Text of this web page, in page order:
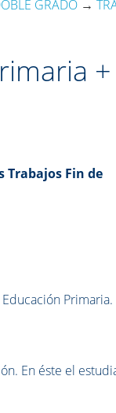
GRADO →
+
Trabajos Fin de
Primaria.
En éste el